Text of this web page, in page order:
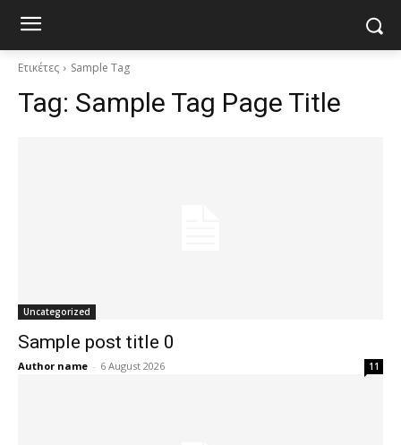
Ετικέτες Sample Tag
Tag: Sample Tag Page Title
Uncategorized
Sample post title 0
Author name - 6 August 2026 11